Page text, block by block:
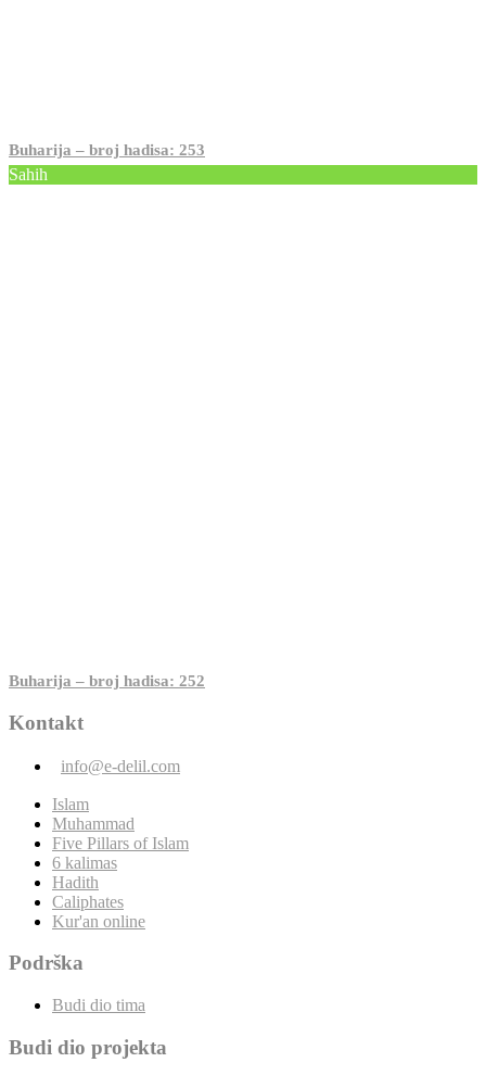
Buharija – broj hadisa: 253
Sahih
Buharija – broj hadisa: 252
Kontakt
info@e-delil.com
Islam
Muhammad
Five Pillars of Islam
6 kalimas
Hadith
Caliphates
Kur'an online
Podrška
Budi dio tima
Budi dio projekta